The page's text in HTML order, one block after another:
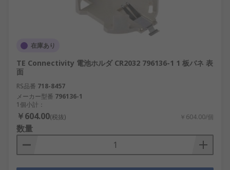
在庫あり
TE Connectivity 電池ホルダ CR2032 796136-1 1 板バネ 表
面
RS品番 718-8457
メーカー型番 796136-1
1個小計：
￥604.00(税抜) ￥604.00/個
数量